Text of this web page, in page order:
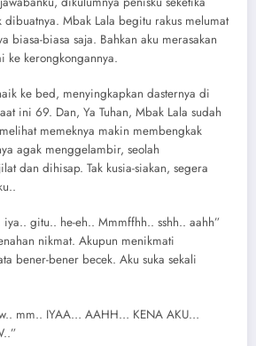
dibuatnya. Mbak Lala begitu rakus melumat
biasa-biasa saja. Bahkan aku merasakan
ke kerongkongannya.
ke bed, menyingkapkan dasternya di
ini 69. Dan, Ya Tuhan, Mbak Lala sudah
memeknya makin membengkak
agak menggelambir, seolah
dan dihisap. Tak kusia-siakan, segera
iya.. gitu.. he-eh.. Mmmffhh.. sshh.. aahh”
nikmat. Akupun menikmati
bener-bener becek. Aku suka sekali
mm.. IYAA… AAHH… KENA AKU…